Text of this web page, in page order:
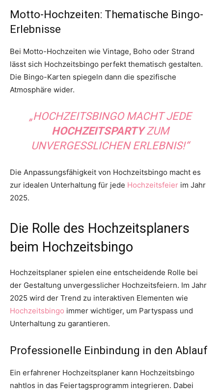
Motto-Hochzeiten: Thematische Bingo-
Erlebnisse
Bei Motto-Hochzeiten wie Vintage, Boho oder Strand
lässt sich Hochzeitsbingo perfekt thematisch gestalten.
Die Bingo-Karten spiegeln dann die spezifische
Atmosphäre wider.
„HOCHZEITSBINGO MACHT JEDE
HOCHZEITSPARTYZUM
UNVERGESSLICHEN ERLEBNIS!“
Die Anpassungsfähigkeit von Hochzeitsbingo macht es
zur idealen Unterhaltung für jede Hochzeitsfeier im Jahr
2025.
Die Rolle des Hochzeitsplaners
beim Hochzeitsbingo
Hochzeitsplaner spielen eine entscheidende Rolle bei
der Gestaltung unvergesslicher Hochzeitsfeiern. Im Jahr
2025 wird der Trend zu interaktiven Elementen wie
Hochzeitsbingo immer wichtiger, um Partyspass und
Unterhaltung zu garantieren.
Professionelle Einbindung in den Ablauf
Ein erfahrener Hochzeitsplaner kann Hochzeitsbingo
nahtlos in das Feiertagsprogramm integrieren. Dabei